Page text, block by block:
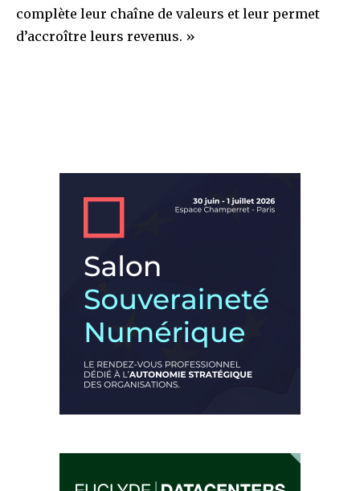
complète leur chaîne de valeurs et leur permet
d’accroître leurs revenus. »